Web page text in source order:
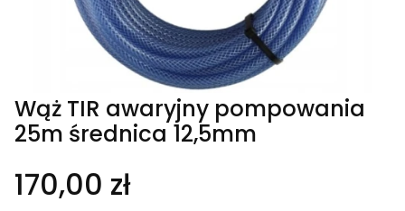
Wąż TIR awaryjny pompowania
25m średnica 12,5mm
170,00 zł